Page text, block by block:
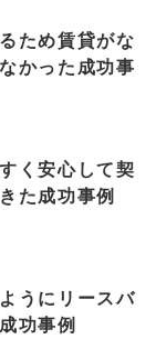
ため賃貸がな
かった成功事
く安心して契
た成功事例
うにリースバ
功事例